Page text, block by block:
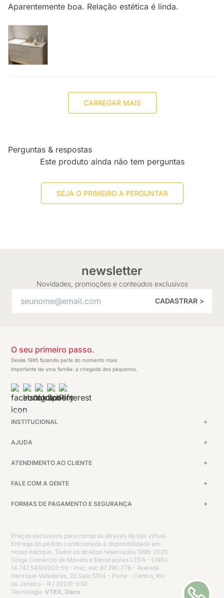
Aparentemente boa. Relação estética é linda.
CARREGAR MAIS
Perguntas & respostas
Este produto ainda não tem perguntas
SEJA O PRIMEIRO A PERGUNTAR
newsletter
Novidades, promoções e conteúdos exclusivos
CADASTRAR >
O seu primeiro passo.
Desde 1985 fazendo parte do momento mais
importante de uma família: a chegada dos pequenos.
INSTITUCIONAL
AJUDA
ATENDIMENTO AO CLIENTE
FALE COM A GENTE
FORMAS DE PAGAMENTO E SEGURANÇA
Preços exclusivos para compras através da loja virtual.
Entrega do pedido condicionada a disponibilidade em
nosso estoque. Todos os direitos reservados 1996-2020
Ginga Comércio de Móveis e Decorações LTDA - CNPJ:
14.747.549/0001-59 - Insc. est: 87.290.778 - Avenida
Henrique Valadares, 23 Sala 1204 - Parte - Centro, Rio
de Janeiro - RJ 20231-030
Tecnologia: VTEX, Deco